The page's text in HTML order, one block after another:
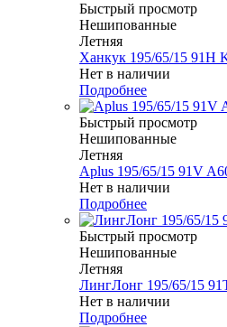
Быстрый просмотр
Нешипованные
Летняя
Ханкук 195/65/15 91H
Нет в наличии
Подробнее
Быстрый просмотр
Нешипованные
Летняя
Aplus 195/65/15 91V
Нет в наличии
Подробнее
Быстрый просмотр
Нешипованные
Летняя
ЛингЛонг 195/65/15
Нет в наличии
Подробнее